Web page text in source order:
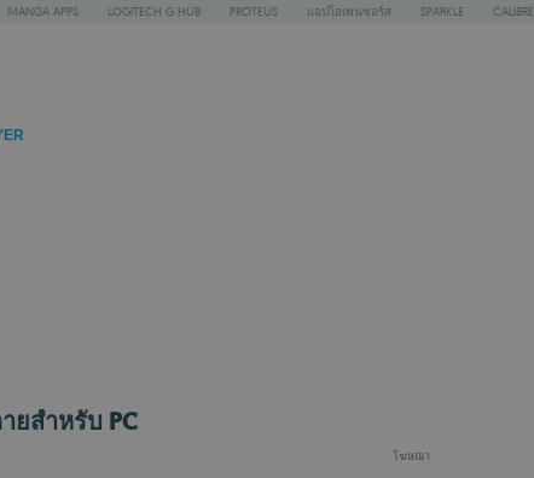
MANGA APPS LOGITECH G HUB PROTEUS แอปโอเพนซอร์ส SPARKLE CALIBRE
ยสำหรับ PC
โฆษณา